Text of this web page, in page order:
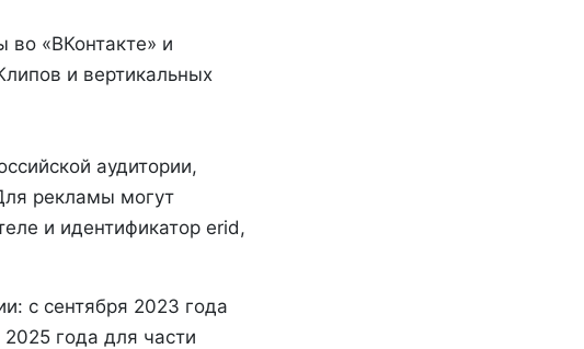
«ВКонтакте» и
и вертикальных
аудитории,
рекламы могут
и идентификатор erid,
с сентября 2023 года
года для части